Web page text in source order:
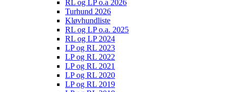
RL og LP o.a 2026
Turhund 2026
Kløvhundliste
RL og LP o.a. 2025
RL og LP 2024
LP og RL 2023
LP og RL 2022
LP og RL 2021
LP og RL 2020
LP og RL 2019